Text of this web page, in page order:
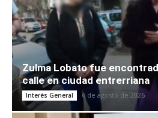
Zulma Lobato fue
calle en ciudad entrerriana
Interés General 6 de agosto de 2026